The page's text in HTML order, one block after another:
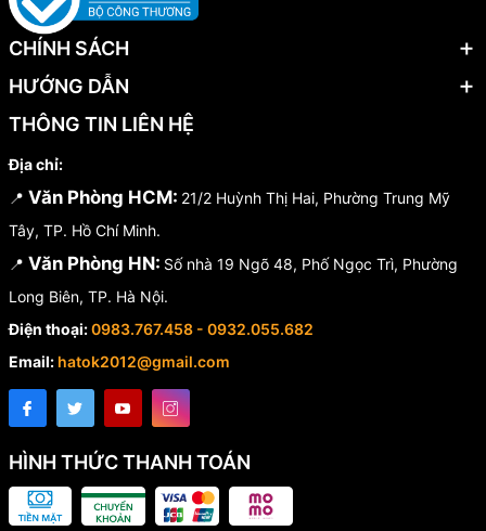
CHÍNH SÁCH
HƯỚNG DẪN
THÔNG TIN LIÊN HỆ
Địa chỉ:
📍 Văn Phòng HCM: 21/2 Huỳnh Thị Hai, Phường Trung Mỹ
Tây, TP. Hồ Chí Minh.
📍 Văn Phòng HN: Số nhà 19 Ngõ 48, Phố Ngọc Trì, Phường
Long Biên, TP. Hà Nội.
Điện thoại:0983.767.458 - 0932.055.682
Email: hatok2012@gmail.com
HÌNH THỨC THANH TOÁN